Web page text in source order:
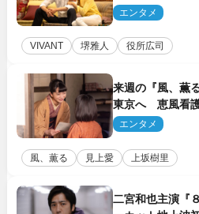
エンタメ
VIVANT 堺雅人 役所広司
来週の『風、薫
東京へ 恵風看
エンタメ
風、薫る 見上愛 上坂樹里
二宮和也主演『